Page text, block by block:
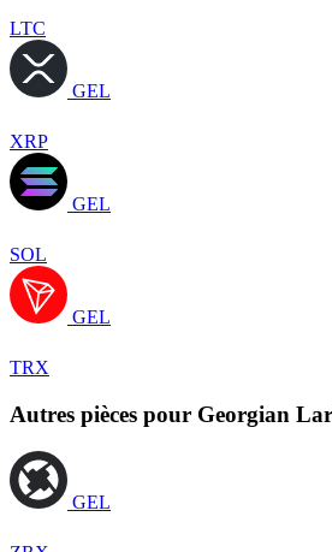
LTC
GEL
XRP
GEL
SOL
GEL
TRX
Autres pièces pour Georgian
GEL